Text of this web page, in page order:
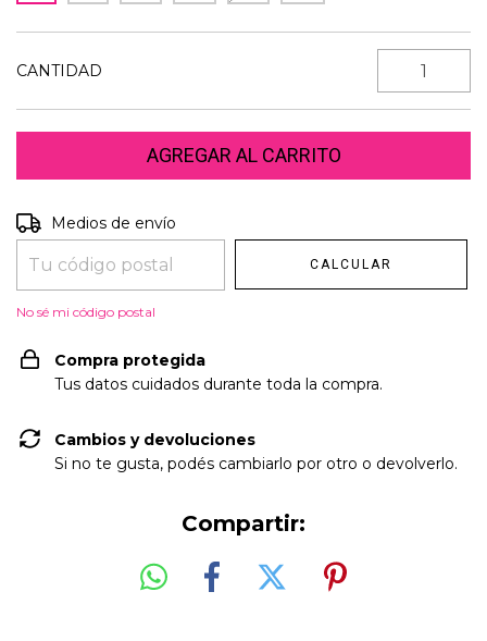
CANTIDAD
Entregas para el CP:
Medios de envío
CALCULAR
No sé mi código postal
Compra protegida
Tus datos cuidados durante toda la compra.
Cambios y devoluciones
Si no te gusta, podés cambiarlo por otro o devolverlo.
Compartir: